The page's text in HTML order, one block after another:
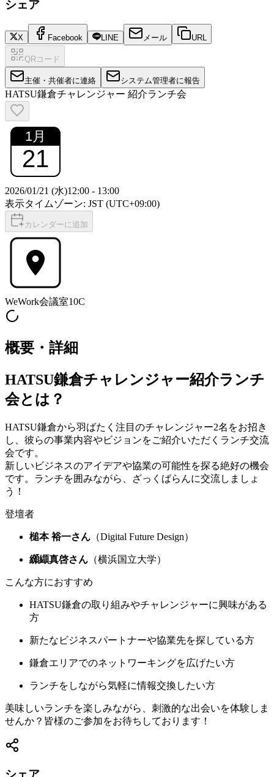
シェア
X Facebook LINE メール URL
QRコード
主催・共催者に連絡 システム管理者に報告
HATSU鎌倉チャレンジャー 紹介ランチ会
1月
21
2026/01/21 (水)12:00 - 13:00
表示タイムゾーン: JST (UTC+09:00)
カレンダーに追加
WeWork会議室10C
概要・詳細
HATSU鎌倉チャレンジャー紹介ランチ
会とは？
HATSU鎌倉から羽ばたく注目のチャレンジャー2名をお招き
し、彼らの事業内容やビジョンをご紹介いただくランチ交流
会です。
新しいビジネスのアイデアや協業の可能性を探る絶好の機会
です。ランチを囲みながら、ざっくばらんに交流しましょ
う！
登壇者
槌本 裕一さん （Digital Future Design）
纐纈真啓さん （横浜国立大学）
こんな方におすすめ
HATSU鎌倉の取り組みやチャレンジャーに興味がある
方
新たなビジネスパートナーや協業先を探している方
鎌倉エリアでのネットワーキングを広げたい方
ランチをしながら気軽に情報交換したい方
美味しいランチを楽しみながら、刺激的な出会いを体験しま
せんか？皆様のご参加をお待ちしております！
シェア